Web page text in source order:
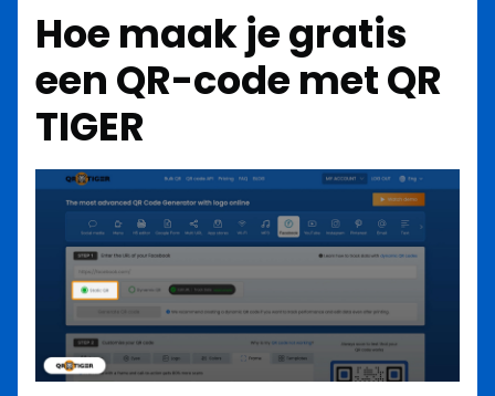
Hoe maak je gratis
een QR-code met QR
TIGER